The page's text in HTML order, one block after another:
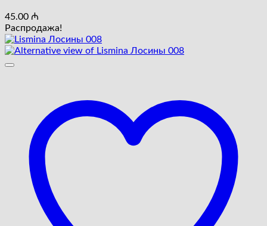
45.00 ₼
Распродажа!